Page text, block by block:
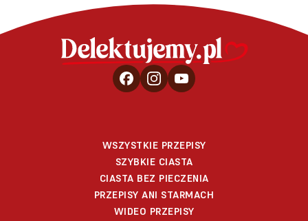
WSZYSTKIE PRZEPISY
SZYBKIE CIASTA
CIASTA BEZ PIECZENIA
PRZEPISY ANI STARMACH
WIDEO PRZEPISY